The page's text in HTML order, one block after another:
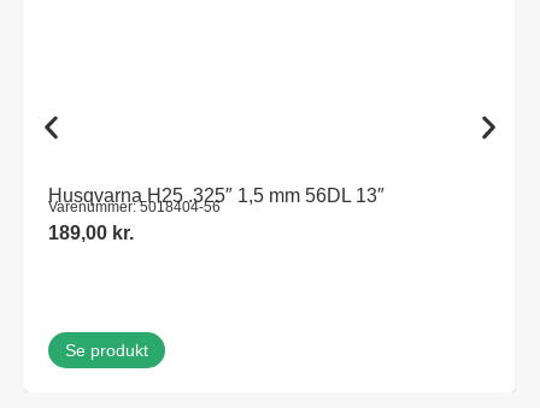
Husqvarna H25 .325″ 1,5 mm 56DL 13″
Varenummer: 5018404-56
189,00 kr.
Se produkt